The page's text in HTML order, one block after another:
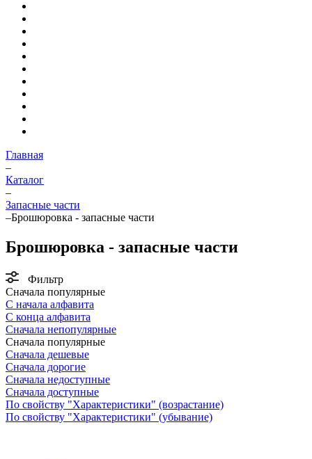
Главная
–
Каталог
–
Запасные части
–Брошюровка - запасные части
Брошюровка - запасные части
Фильтр
Сначала популярные
С начала алфавита
С конца алфавита
Сначала непопулярные
Сначала популярные
Сначала дешевые
Сначала дорогие
Сначала недоступные
Сначала доступные
По свойству "Характеристики" (возрастание)
По свойству "Характеристики" (убывание)